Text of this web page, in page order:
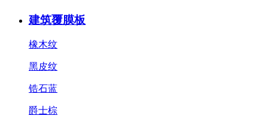
建筑覆膜板
橡木纹
黑皮纹
锆石蓝
爵士棕